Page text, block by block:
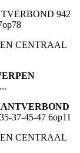
942
CENTRAAL
37-45-47 6op11
CENTRAAL